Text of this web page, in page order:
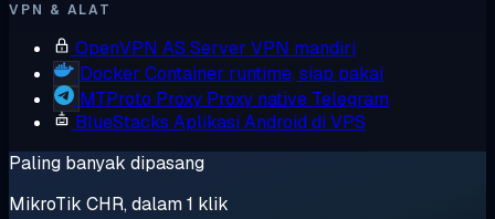
VPN & ALAT
OpenVPN AS Server VPN mandiri
Docker Container runtime, siap pakai
MTProto Proxy Proxy native Telegram
BlueStacks Aplikasi Android di VPS
Paling banyak dipasang
MikroTik CHR, dalam 1 klik